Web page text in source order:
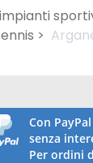
>
Con
senza
Per ordini